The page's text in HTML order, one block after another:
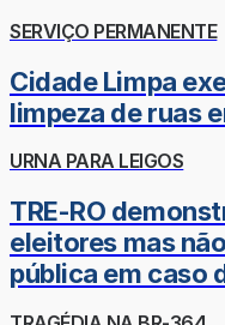
SERVIÇO PERMANENTE
Cidade Limpa
limpeza de ruas
URNA PARA LEIGOS
TRE-RO
eleitores mas
pública em caso